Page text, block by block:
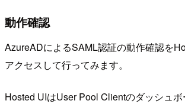
動作確認
AzureADによるSAML認証の動作確認を
アクセスして行ってみます。
Hosted UIはUser Pool Clientのダッシュ